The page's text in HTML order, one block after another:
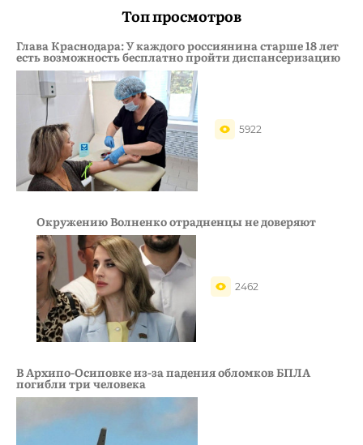
Топ просмотров
Глава Краснодара: У каждого россиянина старше 18 лет
есть возможность бесплатно пройти диспансеризацию
5922
Окружению Волненко отрадненцы не доверяют
2462
В Архипо-Осиповке из-за падения обломков БПЛА
погибли три человека